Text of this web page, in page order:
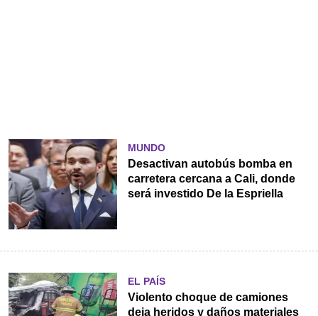
MUNDO
Desactivan autobús bomba en
carretera cercana a Cali, donde
será investido De la Espriella
EL PAÍS
Violento choque de camiones
deja heridos y daños materiales